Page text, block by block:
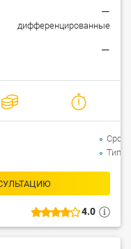
4.0
—
дифференцированные
—
Срок
Тип